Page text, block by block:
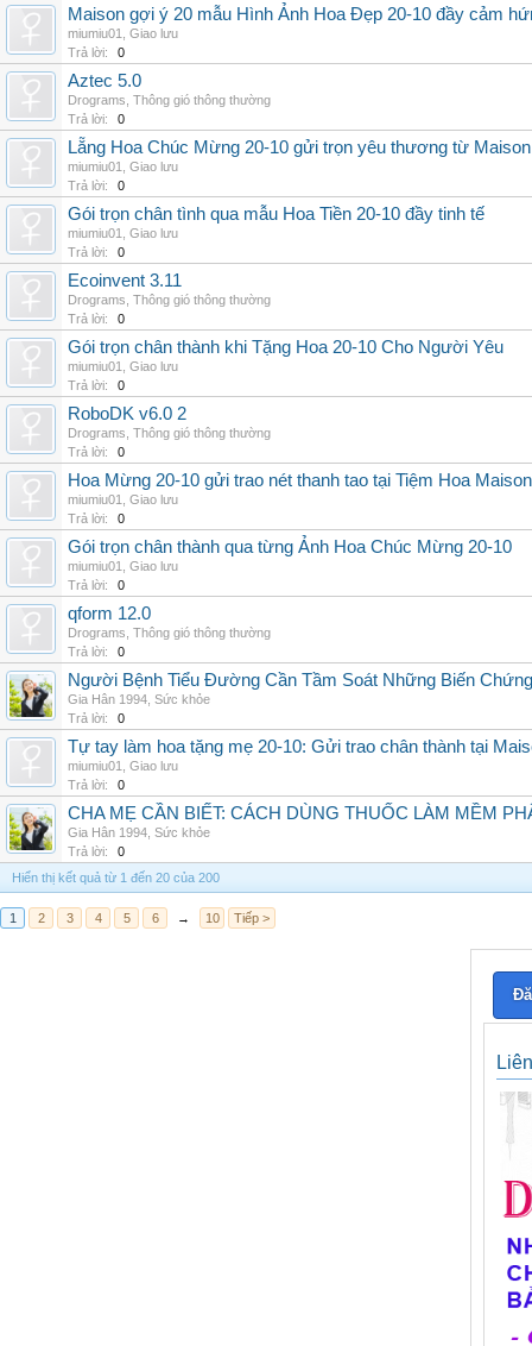
Maison gợi ý 20 mẫu Hình Ảnh Hoa Đẹp 20-10 đầy cảm
miumiu01
Giao lưu
Trả lời:
0
Aztec 5.0
Drograms Thông gió thông thường
Trả lời:
0
Lẵng Hoa Chúc Mừng 20-10 gửi trọn yêu thương từ Maison
miumiu01
Giao lưu
Trả lời:
0
Gói trọn chân tình qua mẫu Hoa Tiền 20-10 đầy tinh tế
miumiu01
Giao lưu
Trả lời:
0
Ecoinvent 3.11
Drograms Thông gió thông thường
Trả lời:
0
Gói trọn chân thành khi Tặng Hoa 20-10 Cho Người Yêu
miumiu01
Giao lưu
Trả lời:
0
RoboDK v6.0 2
Drograms Thông gió thông thường
Trả lời:
0
Hoa Mừng 20-10 gửi trao nét thanh tao tại Tiệm Hoa Maison
miumiu01
Giao lưu
Trả lời:
0
Gói trọn chân thành qua từng Ảnh Hoa Chúc Mừng 20-10
miumiu01
Giao lưu
Trả lời:
0
qform 12.0
Drograms Thông gió thông thường
Trả lời:
0
Người Bệnh Tiểu Đường Cần Tầm Soát Những Biến
Gia Hân 1994 Sức khỏe
Trả lời:
0
Tự tay làm hoa tặng mẹ 20-10: Gửi trao chân thành tại
miumiu01
Giao lưu
Trả lời:
0
CHA MẸ CẦN BIẾT: CÁCH DÙNG THUỐC LÀM MỀM
Gia Hân 1994 Sức khỏe
Trả lời:
0
Hiển thị kết quả từ 1 đến 20 của 200
1 2 3 4 5 6 → 10 Tiếp >